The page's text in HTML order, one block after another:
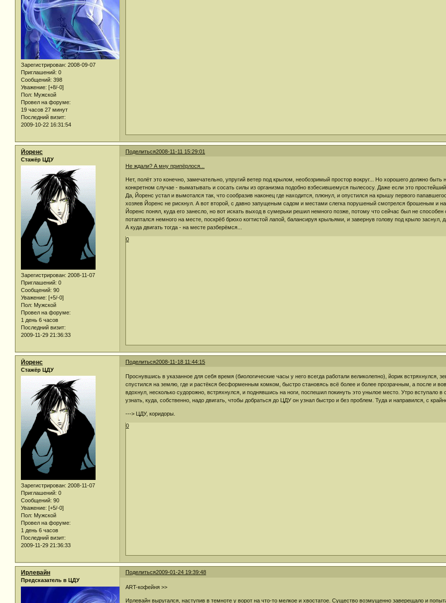
Зарегистрирован: 2008-09-07
Приглашений: 0
Сообщений: 398
Уважение: [+8/-0]
Пол: Мужской
Провел на форуме:
19 часов 27 минут
Последний визит:
2009-10-22 16:31:54
Поделиться2008-11-11 15:29:01
Йоренс
Стажёр ЦДУ
Зарегистрирован: 2008-11-07
Приглашений: 0
Сообщений: 90
Уважение: [+5/-0]
Пол: Мужской
Провел на форуме:
1 день 6 часов
Последний визит:
2009-11-29 21:36:33
Не ждали? А мну припёрлося...
Нет, полёт это конечно, замечательно, упругий ветер под крылом, необозримый простор вокруг... Но хорошего должно
конкретном случае - выматывать и сосать силы из организма подобно взбесившемуся пылесосу. Даже если это
Да, Йоренс устал и вымотался так, что сообразив наконец где находится, плюнул, и опустился на крышу первого
хозяев Йоренс не рискнул. А вот второй, с давно запущеным садом и местами слегка порушеный смотрелся брошеным и
Йоренс понял, куда его занесло, но вот искать выход в сумерьки решил немного позже, потому что сейчас был не
потаптался немного на месте, поскрёб брюхо когтистой лапой, балансируя крыльями, и завернув голову под крыло заснул,
А куда двигать тогда - на месте разберёмся...
0
Поделиться2008-11-18 11:44:15
Йоренс
Стажёр ЦДУ
Зарегистрирован: 2008-11-07
Приглашений: 0
Сообщений: 90
Уважение: [+5/-0]
Пол: Мужской
Провел на форуме:
1 день 6 часов
Последний визит:
2009-11-29 21:36:33
Проснувшись в указанное для себя время (биологические часы у него всегда работали великолепно), йорик встряхнулся,
спустился на землю, где и растёкся бесформенным комком, быстро становясь всё более и более прозрачным, а после и
вдохнул, несколько судорожно, встряхнулся, и поднявшись на ноги, поспешил покинуть это унылое место. Утро вступало
узнать, куда, собственно, надо двигать, чтобы добраться до ЦДУ он узнал быстро и без проблем. Туда и направился, с
---> ЦДУ, коридоры.
0
Поделиться2009-01-24 19:39:48
Ирлевайн
Предсказатель в ЦДУ
ART-кофейня >>
Ирлевайн выругался, наступив в темноте у ворот на что-то мелкое и хвостатое. Существо возмущенно заверещало и